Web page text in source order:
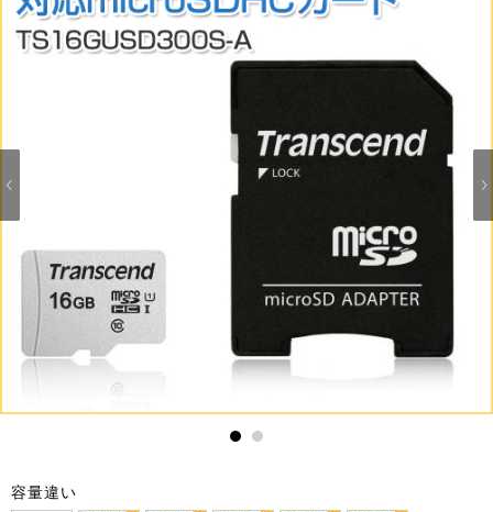
容量違い